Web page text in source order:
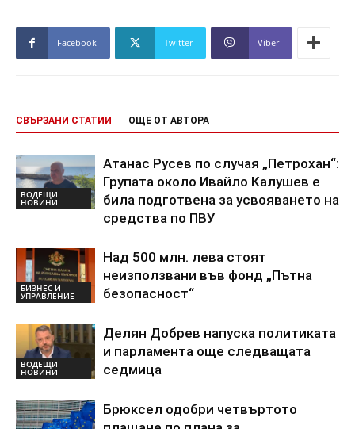
Facebook Twitter Viber
СВЪРЗАНИ СТАТИИ ОЩЕ ОТ АВТОРА
ВОДЕЩИ
НОВИНИ
Атанас Русев по случая „Петрохан“:
Групата около Ивайло Калушев е
била подготвена за усвояването на
средства по ПВУ
БИЗНЕС И
УПРАВЛЕНИЕ
Над 500 млн. лева стоят
неизползвани във фонд „Пътна
безопасност“
ВОДЕЩИ
НОВИНИ
Делян Добрев напуска политиката
и парламента още следващата
седмица
Брюксел одобри четвъртото